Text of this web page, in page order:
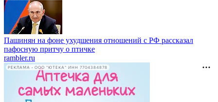
Пашинян на фоне ухудшения отношений с РФ рассказал
пафосную притчу о птичке
rambler.ru
РЕКЛАМА • ООО "ЮТЕКА" ИНН 7704384878